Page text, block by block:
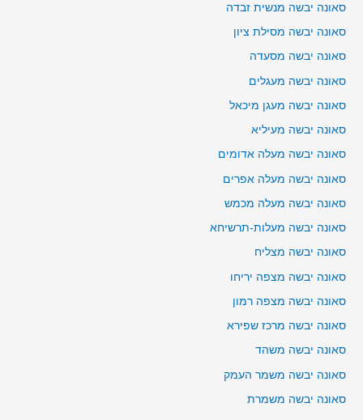
סאונה יבשה מנשית זבדה
סאונה יבשה מסילת ציון
סאונה יבשה מסעדה
סאונה יבשה מעגלים
סאונה יבשה מעגן מיכאל
סאונה יבשה מעיליא
סאונה יבשה מעלה אדומים
סאונה יבשה מעלה אפרים
סאונה יבשה מעלה מכמש
סאונה יבשה מעלות-תרשיחא
סאונה יבשה מצליח
סאונה יבשה מצפה יריחו
סאונה יבשה מצפה רמון
סאונה יבשה מרכז שפירא
סאונה יבשה משהד
סאונה יבשה משמר העמק
סאונה יבשה משמרת